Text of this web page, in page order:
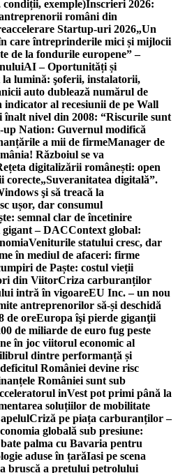
exemple)Înscrieri 2026:
români din
Startup-uri 2026„Un
care întreprinderile mici și mijlocii
de la fondurile europene” –
AI – Oportunități și
la lumină: şoferii, instalatorii,
auto dublează numărul de
indicator al recesiunii de pe Wall
înalt nivel din 2008: “Riscurile sunt
up Nation: Guvernul modifică
a mii de firmeManager de
Războiul se va
digitalizării românești: open
corecte„Suveranitatea digitală”.
şi să treacă la
ușor, dar consumul
semnal clar de încetinire
– DACContext global:
Veniturile statului cresc, dar
în mediul de afaceri: firme
de Paște: costul vieții
din ViitorCriza carburanților
intră în vigoareEU Inc. – un nou
antreprenorilor să-și deschidă
de oreEuropa îşi pierde giganţii
de miliarde de euro fug peste
în joc viitorul economic al
dintre performanță și
României devine risc
României sunt sub
inVest pot primi până la
soluțiilor de mobilitate
Criză pe piața carburanților –
globală sub presiune:
palma cu Bavaria pentru
aduse în țarăIasi pe scena
bruscă a prețului petrolului